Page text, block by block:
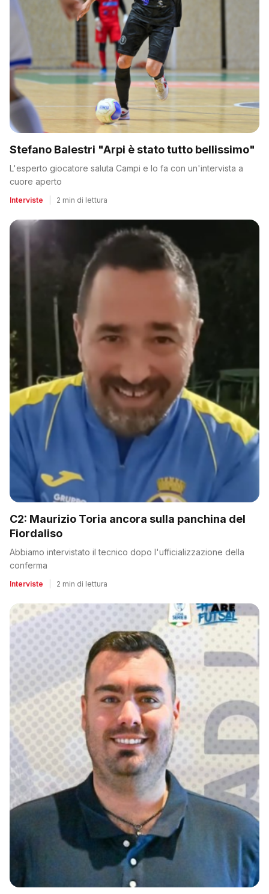
Stefano Balestri "Arpi è stato tutto bellissimo"
L'esperto giocatore saluta Campi e lo fa con un'intervista a
cuore aperto
Interviste 2 min di lettura
C2: Maurizio Toria ancora sulla panchina del
Fiordaliso
Abbiamo intervistato il tecnico dopo l'ufficializzazione della
conferma
Interviste 2 min di lettura